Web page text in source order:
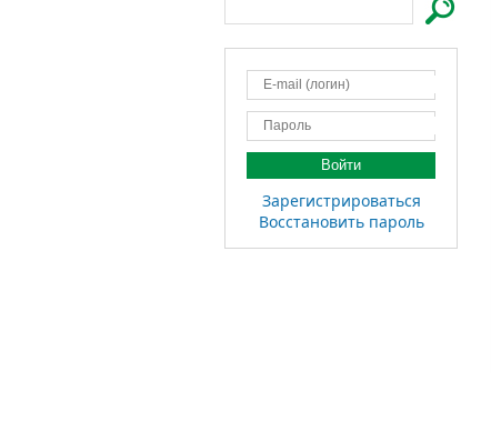
Войти
Зарегистрироваться
Восстановить пароль